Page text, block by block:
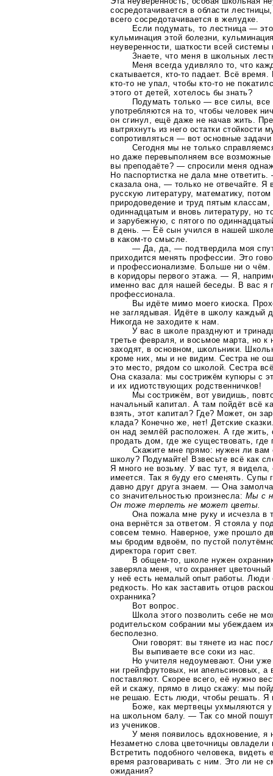
сосредотачивается в области
всего сосредотачивается в желудке.
Если подумать, то лестница —
кульминация этой болезни,
неуверенности, шаткости всей системы
Знаете, что меня в школьных
Меня всегда удивляло то, что
скатывается, кто-то падает. Всё время.
кто-то не упал, чтобыкто-то не
этого от детей, хотелось бы знать?
Подумать только — все силы,
употребляются на то, чтобы человек
он сгинул, ещё даже не начав жить.
вытряхнуть из него остатки стойкости
сопротивляться — вот основные
Сегодня мы не только
но даже перевыполняем все
вы преподаёте? — спросили меня
Но паспортистка не дала мне
сказала она, — только не отвечайте. Я
русскую литературу, математику,
природоведение и труд пятым
одиннадцатым и вновь литературу, но
и зарубежную, с пятого по
в день. — Её сын учился в нашей
вкаком-то смысле.
— Да, да, — подтвердила моя
приходится менять профессии. Это
и профессионализме. Больше ни о
в коридоры первого этажа. — Я,
именно вас для нашей беседы. В вас я
профессионала.
Вы идёте мимо моего киоска.
не заглядывая. Идёте в школу каждый
Никогда не заходите к нам.
У вас в школе празднуют и
третье февраля, и восьмое марта, но
заходят, в основном, школьники.
кроме них, мы и не видим. Сестра не
это место, рядом со школой. Сестра
Она сказала: мы сострижём купюры с
и их идиотствующих родственничков!
Мы сострижём, вот увидишь,
начальный капитал. А там пойдёт всё
взять, этот капитал? Где? Может, он
клада? Конечно же, нет! Детские
он над землёй расположен. А где жить,
продать дом, где же существовать, где
Скажите мне прямо: нужен ли
школу? Подумайте! Взвесьте всё как
Я много не возьму. У вас тут, я видела,
имеется. Так я буду его сменять. Супы
давно друг друга знаем. — Она
со значительностью произнесла: Мы с
Он тоже терпеть не может цветы.
Она пожала мне руку и исчезла в
она вернётся за ответом. Я стояла у
совсем темно. Наверное, уже прошло
мы бродим вдвоём, по пустой
директора горит свет.
В общем-то , школе нужен
заверяла меня, что охраняет
у неё есть немалый опыт работы. Люди
редкость. Но как заставить отцов
охранника?
Вот вопрос.
Школа этого позволить себе не
родительском собрании мы убеждаем
бесполезно.
Они говорят: вы тянете из нас
Вы выпиваете все соки из нас.
Но учителя недоумевают. Они
ни грейпфрутовых, ни апельсиновых, а
поставляют. Скорее всего, её нужно
ей и скажу, прямо в лицо скажу: мы
не решаю. Есть люди, чтобы решать. Я
Боже, как мертвецы ухмыляются
на школьном балу. — Так со мной
из учеников.
У меня появилось вдохновение,
Незаметно слова цветочницы
Встретить подобного человека, видеть
время разговаривать с ним. Это ли не
ожидания?